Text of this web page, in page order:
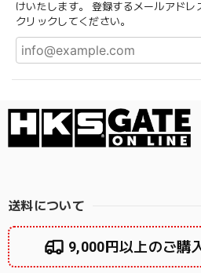
けいたします。 登録するメールアド
クリックしてください。
送料について
9,000円以上のご購